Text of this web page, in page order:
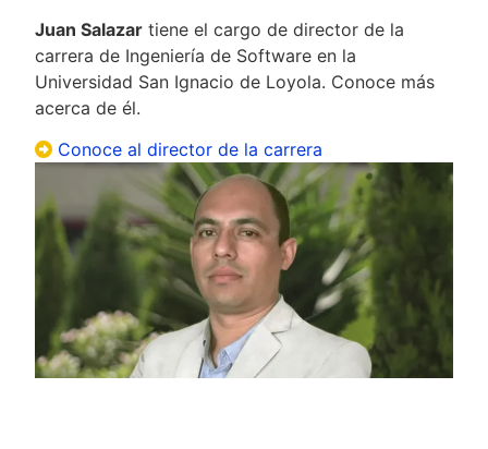
Juan Salazar tiene el cargo de director de la
carrera de Ingeniería de Software en la
Universidad San Ignacio de Loyola. Conoce más
acerca de él.
Conoce al director de la carrera